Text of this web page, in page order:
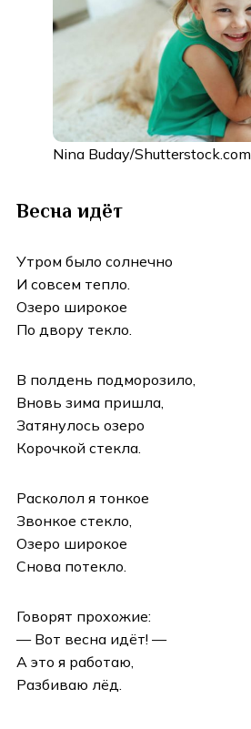
Nina Buday/Shutterstock.com
Весна идёт
Утром было солнечно
И совсем тепло.
Озеро широкое
По двору текло.
В полдень подморозило,
Вновь зима пришла,
Затянулось озеро
Корочкой стекла.
Расколол я тонкое
Звонкое стекло,
Озеро широкое
Снова потекло.
Говорят прохожие:
— Вот весна идёт! —
А это я работаю,
Разбиваю лёд.